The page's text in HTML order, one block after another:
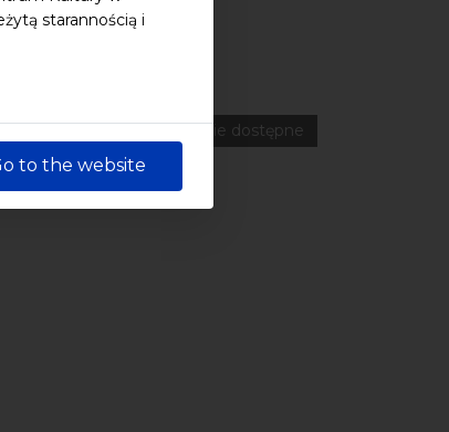
starannością i
to the website
płatne
wydarzenie dostępne